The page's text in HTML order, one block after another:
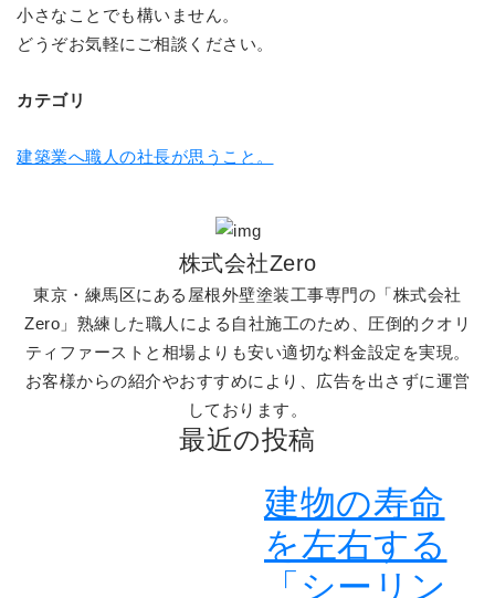
小さなことでも構いません。
どうぞお気軽にご相談ください。
カテゴリ
建築業へ職人の社長が思うこと。
株式会社Zero
東京・練馬区にある屋根外壁塗装工事専門の「株式会社
Zero」熟練した職人による自社施工のため、圧倒的クオリ
ティファーストと相場よりも安い適切な料金設定を実現。
お客様からの紹介やおすすめにより、広告を出さずに運営
しております。
最近の投稿
建物の寿命
を左右する
「シーリン